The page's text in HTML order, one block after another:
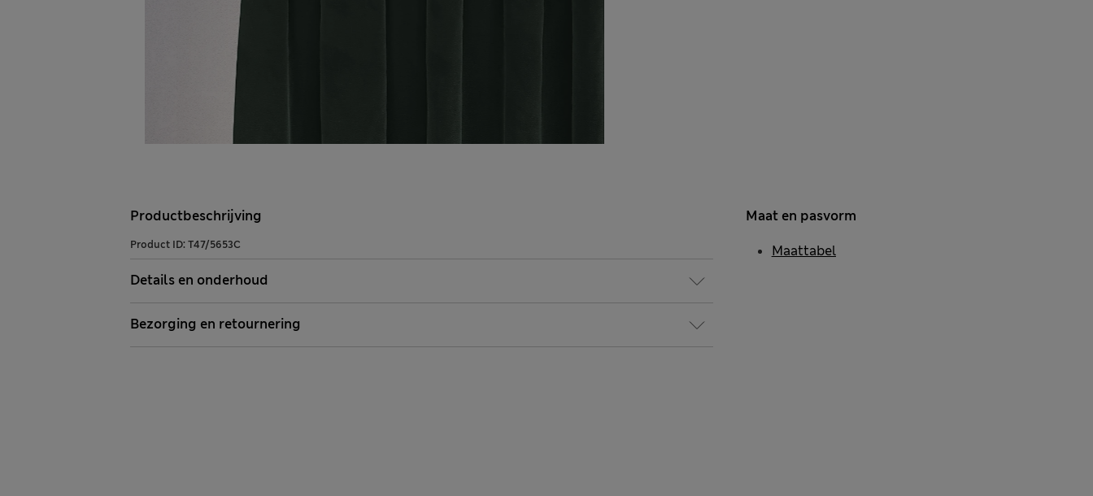
Productbeschrijving
Product ID: T47/5653C
Details en onderhoud
Bezorging en retournering
Maat en pasvorm
Maattabel